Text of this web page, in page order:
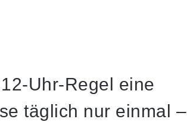
12-Uhr-Regel eine
täglich nur einmal –